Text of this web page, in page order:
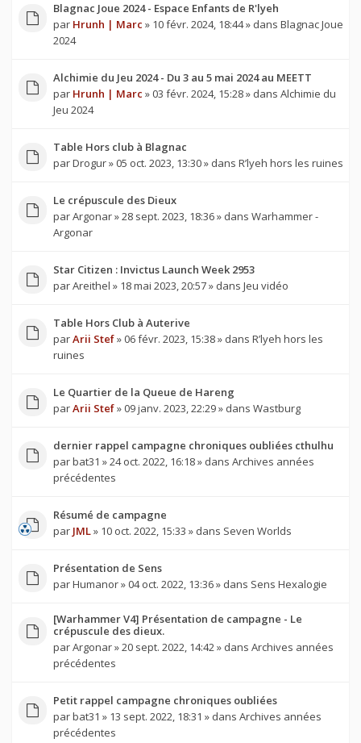
Blagnac Joue 2024 - Espace Enfants de R'lyeh
par Hrunh | Marc » 10 févr. 2024, 18:44 » dans Blagnac Joue
2024
Alchimie du Jeu 2024 - Du 3 au 5 mai 2024 au MEETT
par Hrunh | Marc » 03 févr. 2024, 15:28 » dans Alchimie du
Jeu 2024
Table Hors club à Blagnac
parDrogur» 05 oct. 2023, 13:30 » dans R’lyeh hors les ruines
Le crépuscule des Dieux
parArgonar» 28 sept. 2023, 18:36 » dans Warhammer -
Argonar
Star Citizen : Invictus Launch Week 2953
parAreithel » 18 mai 2023, 20:57 » dans Jeu vidéo
Table Hors Club à Auterive
parArii Stef» 06 févr. 2023, 15:38 » dans R’lyeh hors les
ruines
Le Quartier de la Queue de Hareng
parArii Stef» 09 janv. 2023, 22:29 » dans Wastburg
dernier rappel campagne chroniques oubliées cthulhu
parbat31 » 24 oct. 2022, 16:18 » dans Archives années
précédentes
Résumé de campagne
par JML» 10 oct. 2022, 15:33 » dans Seven Worlds
Présentation de Sens
parHumanor» 04 oct. 2022, 13:36 » dans Sens Hexalogie
[Warhammer V4] Présentation de campagne - Le
crépuscule des dieux.
parArgonar» 20 sept. 2022, 14:42 » dans Archives années
précédentes
Petit rappel campagne chroniques oubliées
parbat31 » 13 sept. 2022, 18:31 » dans Archives années
précédentes